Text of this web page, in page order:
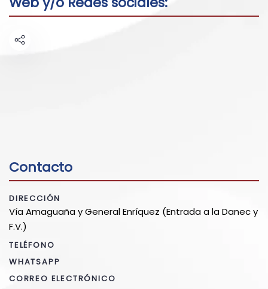
Contacto
DIRECCIÓN
Vía Amaguaña y General Enríquez (Entrada a la Danec y
F.V.)
TELÉFONO
WHATSAPP
CORREO ELECTRÓNICO